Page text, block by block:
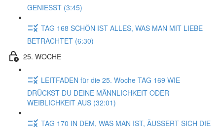
GENIESST (3:45)
TAG 168 SCHÖN IST ALLES, WAS MAN MIT LIEBE
BETRACHTET (6:30)
25. WOCHE
LEITFADEN für die 25. Woche TAG 169 WIE
DRÜCKST DU DEINE MÄNNLICHKEIT ODER
WEIBLICHKEIT AUS (32:01)
TAG 170 IN DEM, WAS MAN IST, ÄUSSERT SICH DIE